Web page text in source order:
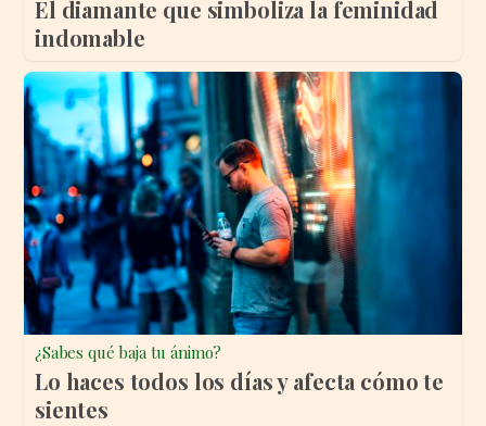
El diamante que simboliza la feminidad
indomable
¿Sabes qué baja tu ánimo?
Lo haces todos los días y afecta cómo te
sientes